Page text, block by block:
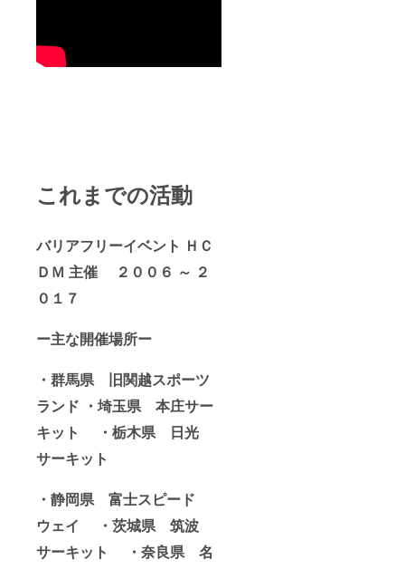
これまでの活動
バリアフリーイベント ＨＣ
ＤＭ 主催 ２００６ ～ ２
０１７
ー主な開催場所ー
・群馬県 旧関越スポーツ
ランド ・埼玉県 本庄サー
キット ・栃木県 日光
サーキット
・静岡県 富士スピード
ウェイ ・茨城県 筑波
サーキット ・奈良県 名